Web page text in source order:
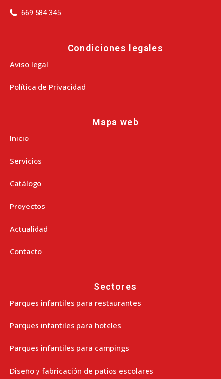
669 584 345
Condiciones legales
Aviso legal
Política de Privacidad
Mapa web
Inicio
Servicios
Catálogo
Proyectos
Actualidad
Contacto
Sectores
Parques infantiles para restaurantes
Parques infantiles para hoteles
Parques infantiles para campings
Diseño y fabricación de patios escolares